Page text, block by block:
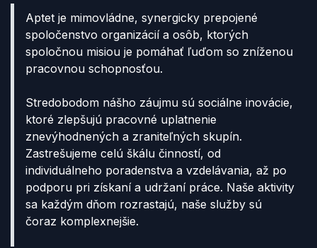
Aptet je mimovládne, synergicky prepojené
spoločenstvo organizácií a osôb, ktorých
spoločnou misiou je pomáhať ľuďom so zníženou
pracovnou schopnosťou.
Stredobodom nášho záujmu sú sociálne inovácie,
ktoré zlepšujú pracovné uplatnenie
znevýhodnených a zraniteľných skupín.
Zastrešujeme celú škálu činností, od
individuálneho poradenstva a vzdelávania, až po
podporu pri získaní a udržaní práce. Naše aktivity
sa každým dňom rozrastajú, naše služby sú
čoraz komplexnejšie.